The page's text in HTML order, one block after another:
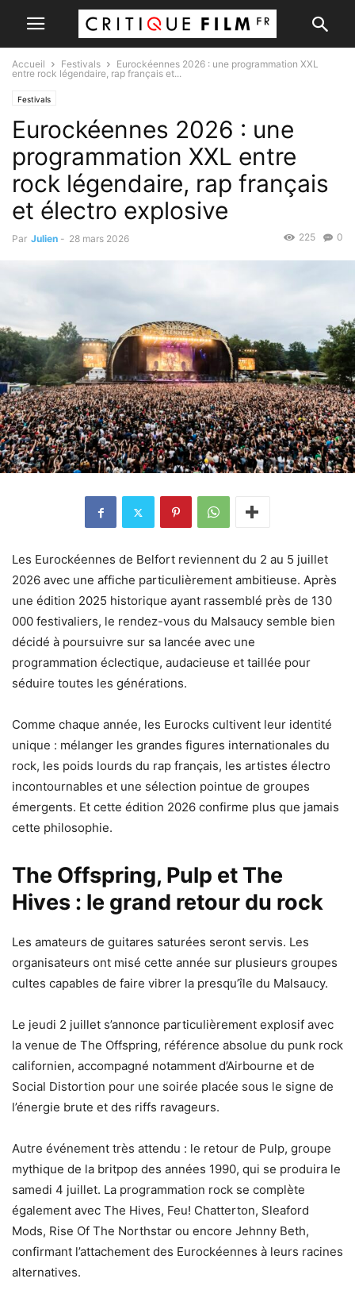
Accueil Festivals
Eurockéennes 2026 : une programmation XXL
entre rock légendaire, rap français et...
Festivals
Eurockéennes 2026 : une
programmation XXL entre
rock légendaire, rap français
et électro explosive
Par Julien - 28 mars 2026 0
225
Les Eurockéennes de Belfort reviennent du 2 au 5 juillet
2026 avec une affiche particulièrement ambitieuse. Après
une édition 2025 historique ayant rassemblé près de 130
000 festivaliers, le rendez-vous du Malsaucy semble bien
décidé à poursuivre sur sa lancée avec une
programmation éclectique, audacieuse et taillée pour
séduire toutes les générations.
Comme chaque année, les Eurocks cultivent leur identité
unique : mélanger les grandes figures internationales du
rock, les poids lourds du rap français, les artistes électro
incontournables et une sélection pointue de groupes
émergents. Et cette édition 2026 confirme plus que jamais
cette philosophie.
The Offspring, Pulp et The
Hives : le grand retour du rock
Les amateurs de guitares saturées seront servis. Les
organisateurs ont misé cette année sur plusieurs groupes
cultes capables de faire vibrer la presqu’île du Malsaucy.
Le jeudi 2 juillet s’annonce particulièrement explosif avec
la venue de The Offspring, référence absolue du punk rock
californien, accompagné notamment d’Airbourne et de
Social Distortion pour une soirée placée sous le signe de
l’énergie brute et des riffs ravageurs.
Autre événement très attendu : le retour de Pulp, groupe
mythique de la britpop des années 1990, qui se produira le
samedi 4 juillet. La programmation rock se complète
également avec The Hives, Feu! Chatterton, Sleaford
Mods, Rise Of The Northstar ou encore Jehnny Beth,
confirmant l’attachement des Eurockéennes à leurs racines
alternatives.